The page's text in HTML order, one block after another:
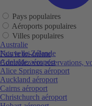
Fais le toi-même
Contrôlez vos réservations,
Pays populaires
Aéroports populaires
Villes populaires
Australie
Nouvelle-Zélande
Adelaide aéroport
Alice Springs aéroport
Auckland aéroport
Cairns aéroport
Christchurch aéroport